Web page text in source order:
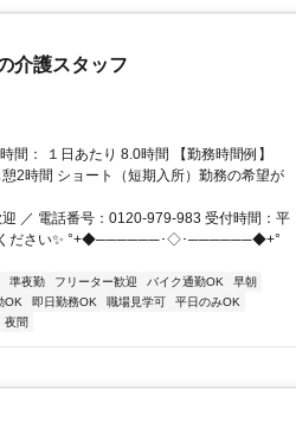
介護スタッフ
間： １日あたり 8.0時間 【勤務時間例】
2時間 ショート（短期入所）勤務の希望が
／ 電話番号：0120-979-983 受付時間：平
ください✨ °+◆──────･◇･──────◆+°
準夜勤 フリーター歓迎 バイク通勤OK
早朝
OK 即日勤務OK 職場見学可
平日のみOK
夜間